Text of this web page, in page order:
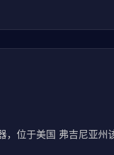
，位于美国 弗吉尼亚